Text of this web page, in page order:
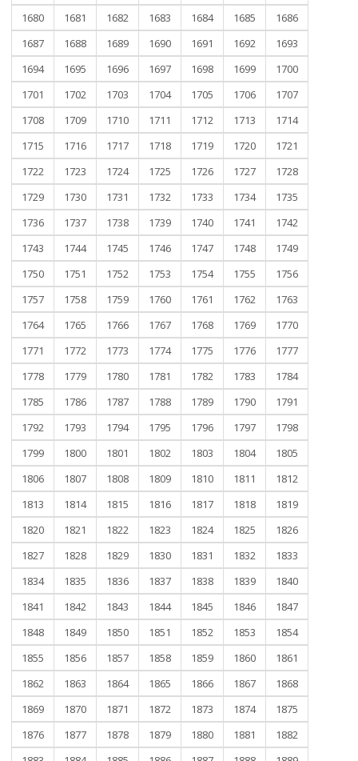
1680
1681 1682 1683 1684 1685
1686
1687
1688 1689 1690 1691 1692
1693
1694
1695 1696 1697 1698 1699
1700
1701
1702 1703 1704 1705 1706
1707
1708
1709 1710 1711 1712 1713
1714
1715
1716 1717 1718 1719 1720
1721
1722
1723 1724 1725 1726 1727
1728
1729
1730 1731 1732 1733 1734
1735
1736
1737 1738 1739 1740 1741
1742
1743
1744 1745 1746 1747 1748
1749
1750
1751 1752 1753 1754 1755
1756
1757
1758 1759 1760 1761 1762
1763
1764
1765 1766 1767 1768 1769
1770
1771
1772 1773 1774 1775 1776
1777
1778
1779 1780 1781 1782 1783
1784
1785
1786 1787 1788 1789 1790
1791
1792
1793 1794 1795 1796 1797
1798
1799
1800 1801 1802 1803 1804
1805
1806
1807 1808 1809 1810 1811
1812
1813
1814 1815 1816 1817 1818
1819
1820
1821 1822 1823 1824 1825
1826
1827
1828 1829 1830 1831 1832
1833
1834
1835 1836 1837 1838 1839
1840
1841
1842 1843 1844 1845 1846
1847
1848
1849 1850 1851 1852 1853
1854
1855
1856 1857 1858 1859 1860
1861
1862
1863 1864 1865 1866 1867
1868
1869
1870 1871 1872 1873 1874
1875
1876
1877 1878 1879 1880 1881
1882